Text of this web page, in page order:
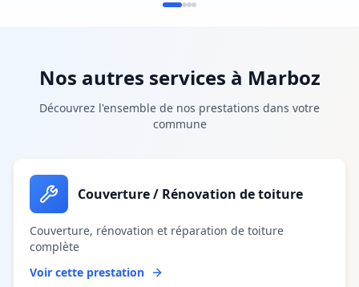
Nos autres services à Marboz
Découvrez l'ensemble de nos prestations dans votre
commune
Couverture / Rénovation de toiture
Couverture, rénovation et réparation de toiture
complète
Voir cette prestation